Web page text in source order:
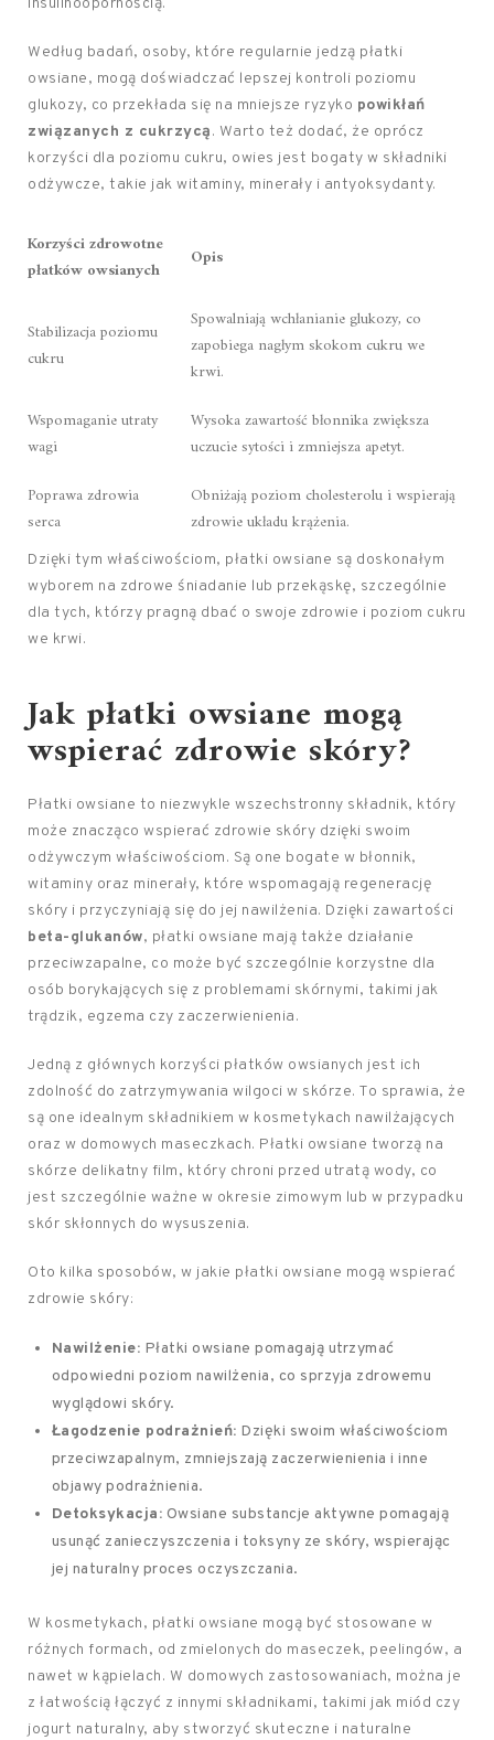
insulinoopornością.
Według badań, osoby, które regularnie jedzą płatki
owsiane, mogą doświadczać lepszej kontroli poziomu
glukozy, co przekłada się na mniejsze ryzyko powikłań
związanych z cukrzycą. Warto też dodać, że oprócz
korzyści dla poziomu cukru, owies jest bogaty w składniki
odżywcze, takie jak witaminy, minerały i antyoksydanty.
Korzyści zdrowotne
płatków owsianych
Opis
Stabilizacja poziomu
cukru
Spowalniają wchłanianie glukozy, co
zapobiega nagłym skokom cukru we
krwi.
Wspomaganie utraty
wagi
Wysoka zawartość błonnika zwiększa
uczucie sytości i zmniejsza apetyt.
Poprawa zdrowia
serca
Obniżają poziom cholesterolu i wspierają
zdrowie układu krążenia.
Dzięki tym właściwościom, płatki owsiane są doskonałym
wyborem na zdrowe śniadanie lub przekąskę, szczególnie
dla tych, którzy pragną dbać o swoje zdrowie i poziom cukru
we krwi.
Jak płatki owsiane mogą
wspierać zdrowie skóry?
Płatki owsiane to niezwykle wszechstronny składnik, który
może znacząco wspierać zdrowie skóry dzięki swoim
odżywczym właściwościom. Są one bogate w błonnik,
witaminy oraz minerały, które wspomagają regenerację
skóry i przyczyniają się do jej nawilżenia. Dzięki zawartości
beta-glukanów, płatki owsiane mają także działanie
przeciwzapalne, co może być szczególnie korzystne dla
osób borykających się z problemami skórnymi, takimi jak
trądzik, egzema czy zaczerwienienia.
Jedną z głównych korzyści płatków owsianych jest ich
zdolność do zatrzymywania wilgoci w skórze. To sprawia, że
są one idealnym składnikiem w kosmetykach nawilżających
oraz w domowych maseczkach. Płatki owsiane tworzą na
skórze delikatny film, który chroni przed utratą wody, co
jest szczególnie ważne w okresie zimowym lub w przypadku
skór skłonnych do wysuszenia.
Oto kilka sposobów, w jakie płatki owsiane mogą wspierać
zdrowie skóry:
Nawilżenie: Płatki owsiane pomagają utrzymać
odpowiedni poziom nawilżenia, co sprzyja zdrowemu
wyglądowi skóry.
Łagodzenie podrażnień: Dzięki swoim właściwościom
przeciwzapalnym, zmniejszają zaczerwienienia i inne
objawy podrażnienia.
Detoksykacja: Owsiane substancje aktywne pomagają
usunąć zanieczyszczenia i toksyny ze skóry, wspierając
jej naturalny proces oczyszczania.
W kosmetykach, płatki owsiane mogą być stosowane w
różnych formach, od zmielonych do maseczek, peelingów, a
nawet w kąpielach. W domowych zastosowaniach, można je
z łatwością łączyć z innymi składnikami, takimi jak miód czy
jogurt naturalny, aby stworzyć skuteczne i naturalne